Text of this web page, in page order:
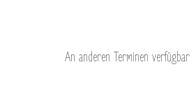
An anderen Terminen verfügbar